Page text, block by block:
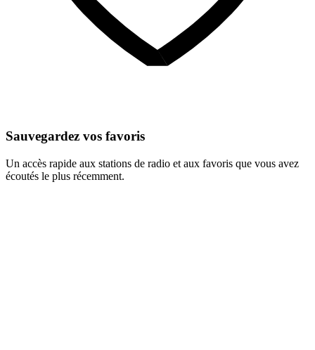
Sauvegardez vos favoris
Un accès rapide aux stations de radio et aux favoris que vous avez
écoutés le plus récemment.